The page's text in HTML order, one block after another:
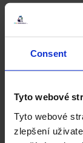
Consent
Tyto webové
Tyto webové
zlepšení